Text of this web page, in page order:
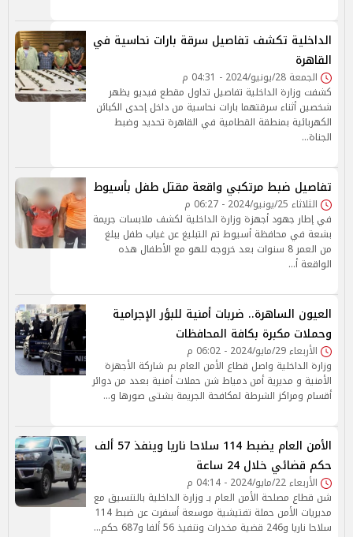
الداخلية تكشف تفاصيل سرقة بارات نحاسية في
القاهرة
الجمعة 28/يونيو/2024 - 04:31 م
كشفت وزارة الداخلية تفاصيل تداول مقطع فيديو يظهر
شخصين أثناء سرقتهما بارات نحاسية من داخل إحدى الكبائن
الكهربائية بمنطقة القطامية في القاهرة تحديد وضبط
الجناة…
تفاصيل ضبط مرتكبي واقعة مقتل طفل بأسيوط
الثلاثاء 25/يونيو/2024 - 06:27 م
في إطار جهود أجهزة وزارة الداخلية لكشف ملابسات جريمة
بشعة في محافظة أسيوط تم التبليغ عن غياب طفل يبلغ
من العمر 8 سنوات بعد خروجه للهو مع الأطفال هذه
الواقعة أ…
العيون الساهرة.. ضربات أمنية للبؤر الإجرامية
وحملات مكبرة بكافة المحافظات
الأربعاء 29/مايو/2024 - 06:02 م
وزارة الداخلية واصل قطاع الأمن العام بم شاركة الأجهزة
الأمنية و مديرية أمن دمياط شن حملات أمنية بعدد من دوائر
أقسام ومراكز الشرطة لمكافحة الجريمة بشتى صورها و…
الأمن العام يضبط 114 سلاحا ناريا وينفذ 57 ألف
حكم قضائي خلال 24 ساعة
الأربعاء 22/مايو/2024 - 04:14 م
شن قطاع مصلحة الأمن العام بـ وزارة الداخلية بالتنسيق مع
مديريات الأمن حملة تفتيشية موسعة أسفرت عن ضبط 114
سلاحا ناريا و246 قضية مخدرات وتنفيذ 56 ألفا و687 حكم…